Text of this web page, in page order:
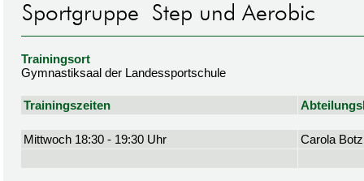
Trainingsort
Gymnastiksaal der Landessportschule
Trainingszeiten
Mittwoch 18:30 - 19:30 Uhr Carola